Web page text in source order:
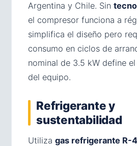
Argentina y Chile. Sin
el compresor funciona a
simplifica el diseño pero
consumo en ciclos de
nominal de 3.5 kW define
del equipo.
Refrigerante y
sustentabilidad
Utiliza gas refrigerante R-